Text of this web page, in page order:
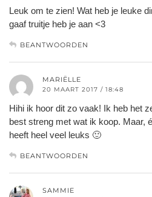
Leuk om te zien! Wat heb je leuke
gaaf truitje heb je aan <3
BEANTWOORDEN
MARIËLLE
20 MAART 2017 / 18:48
Hihi ik hoor dit zo vaak! Ik heb het
best streng met wat ik koop. Maar,
heeft heel veel leuks 🙂
BEANTWOORDEN
SAMMIE